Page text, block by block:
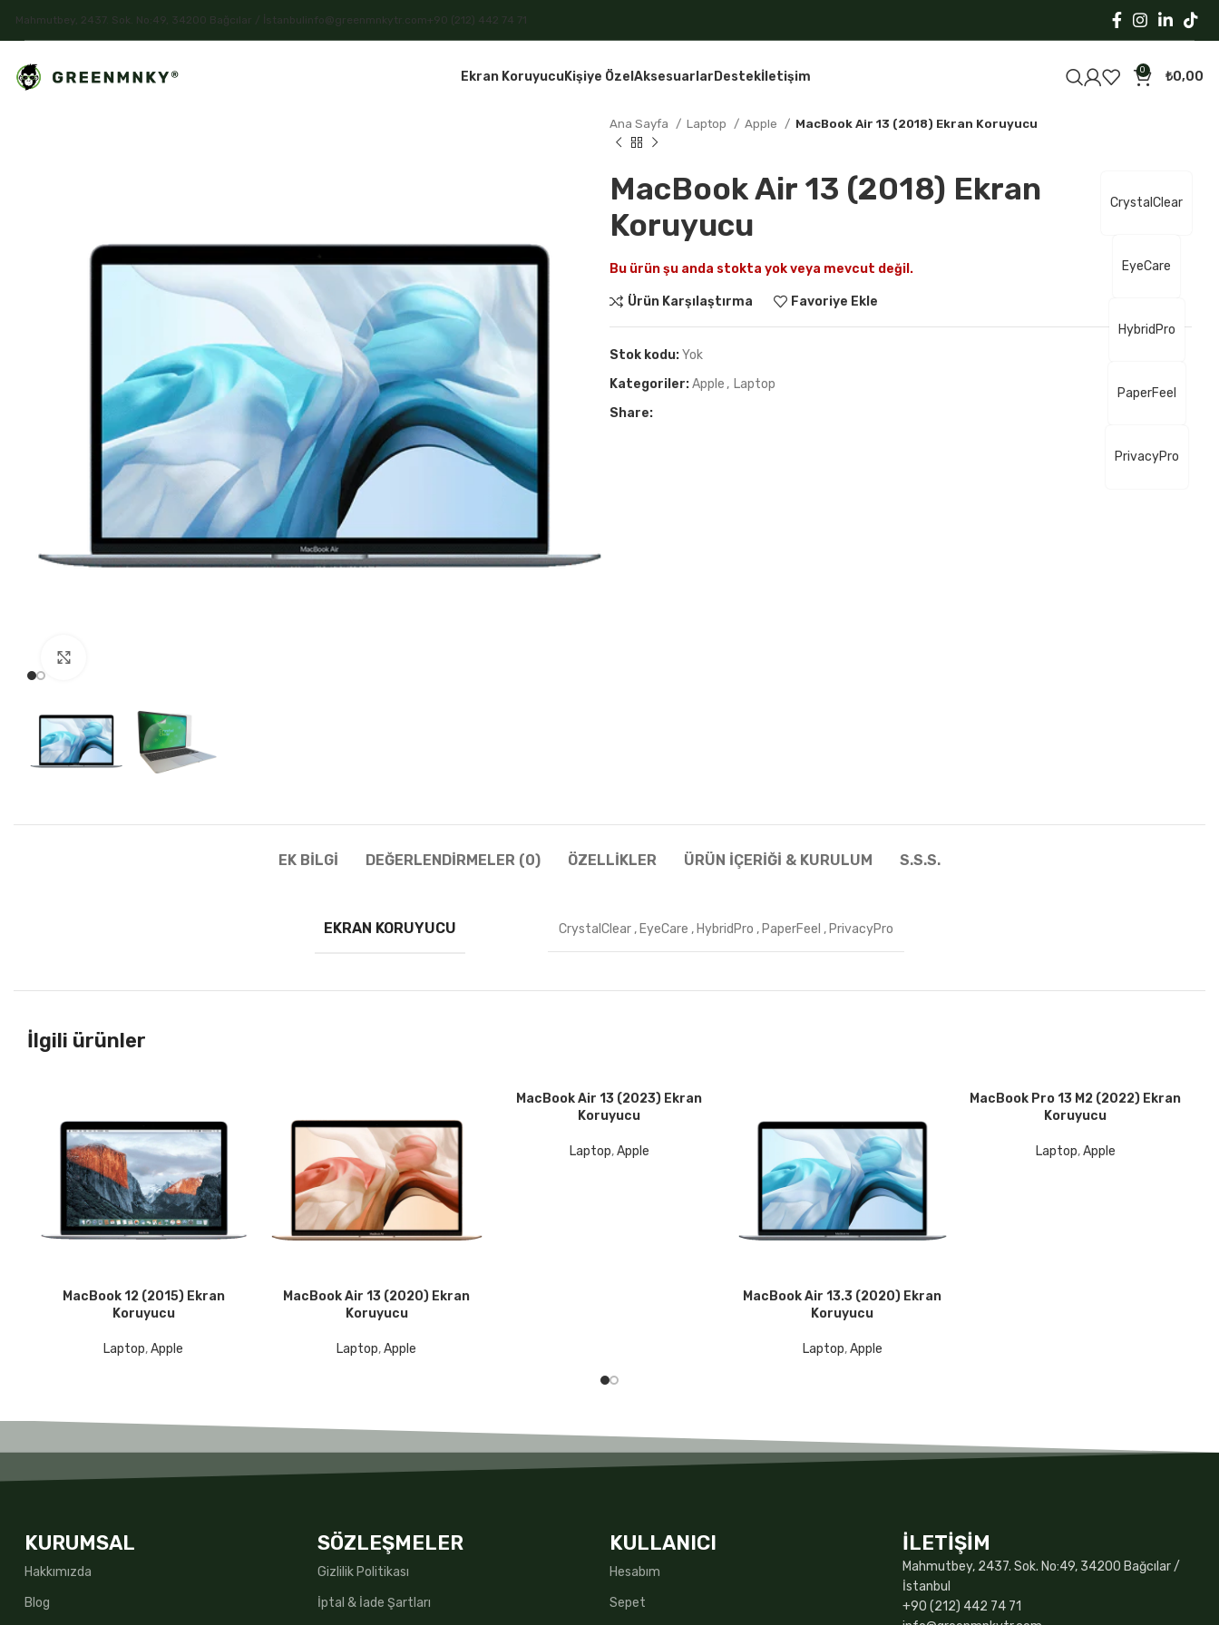
Mahmutbey, 2437. Sok. No:49, 34200 Bağcılar / İstanbulinfo@greenmnkytr.com +90 (212) 442 74 71
Ekran KoruyucuKişiye Özel Aksesuarlar Destekİletişim 0 ₺0,00
Ana Sayfa Laptop Apple MacBook Air 13 (2018) Ekran Koruyucu
CrystalClear
EyeCare
HybridPro
PaperFeel
PrivacyPro
MacBook Air 13 (2018) Ekran
Koruyucu
Bu ürün şu anda stokta yok veya mevcut değil.
Ürün Karşılaştırma Favoriye Ekle
Stok kodu:Yok
Kategoriler:Apple , Laptop
Share:
EK BILGI DEĞERLENDIRMELER (0) ÖZELLIKLER ÜRÜN İÇERIĞI & KURULUM S.S.S.
EKRAN KORUYUCU CrystalClear , EyeCare , HybridPro , PaperFeel , PrivacyPro
İlgili ürünler
DEVAMINI OKU
MacBook 12 (2015) Ekran
Koruyucu
Laptop,Apple
DEVAMINI OKU
MacBook Air 13 (2020) Ekran
Koruyucu
Laptop,Apple
DEVAMINI OKU
MacBook Air 13 (2023) Ekran
Koruyucu
Laptop,Apple
DEVAMINI OKU
MacBook Air 13.3 (2020) Ekran
Koruyucu
Laptop,Apple
DEVAMINI OKU
MacBook Pro 13 M2 (2022) Ekran
Koruyucu
Laptop,Apple
KURUMSAL
Hakkımızda
Blog
SÖZLEŞMELER
Gizlilik Politikası
İptal & İade Şartları
KULLANICI
Hesabım
Sepet
İLETİŞİM
Mahmutbey, 2437. Sok. No:49, 34200 Bağcılar /
İstanbul
+90 (212) 442 74 71